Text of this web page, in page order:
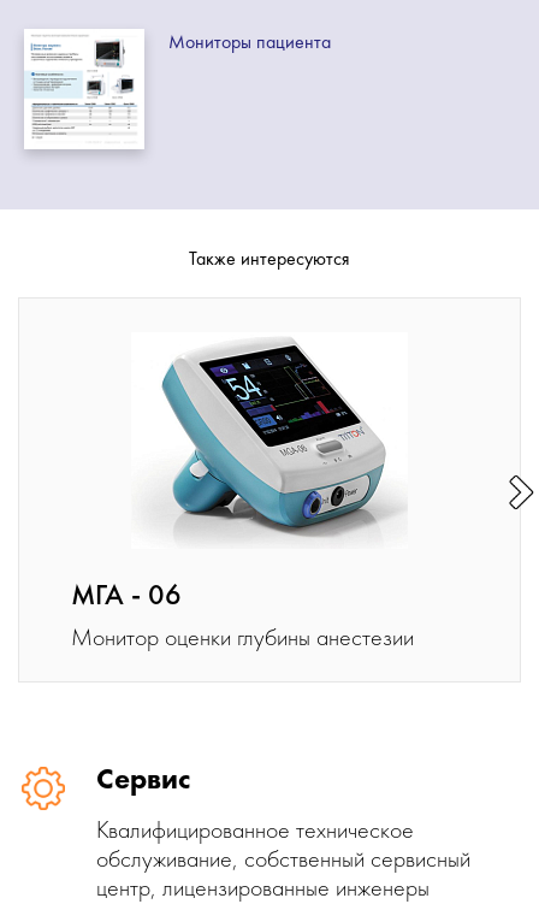
Мониторы пациента
Также интересуются
МГА - 06
Монитор оценки глубины анестезии
Сервис
Квалифицированное техническое
обслуживание, собственный сервисный
центр, лицензированные инженеры